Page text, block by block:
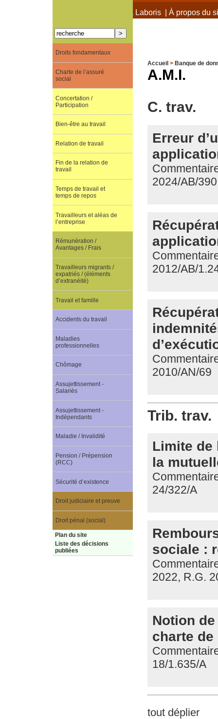
À propos de Terra Laboris| À propos du
Accueil > Banque de
A.M.I.
C. trav.
Erreur
2024/AB/390
2012/AB/
2010/AN/69
Trib. trav.
Limite de
la
24/322/A
sociale :
2022, R.G.
Notion
charte de
18/1.635/A
tout déplier
Droits fondamentaux
Charte de l’assuré
social
Concertation /
Participation
Bien-être au travail
Relation de travail
Fin de la relation de
travail
Temps de travail et
temps de repos
Travailleurs et aléas de
l’entreprise
Rémunération /
Avantages / Frais
Travailleurs migrants /
expatriés / (éléments
d’extranéité)
Travail et famille
Accidents du travail
Maladies
professionnelles
Chômage
Assujettissement -
Salariés
Assujettissement -
Indépendants
Maladie / Invalidité
Pension / Prépension
(RCC)
Sécurité d’existence
Droit judiciaire et preuve
Droit pénal (social)
Plan du site
Liste des décisions
publiées